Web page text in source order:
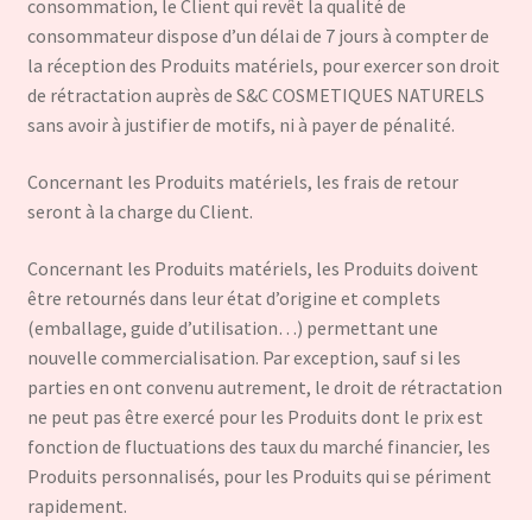
consommation, le Client qui revêt la qualité de
consommateur dispose d’un délai de 7 jours à compter de
la réception des Produits matériels, pour exercer son droit
de rétractation auprès de S&C COSMETIQUES NATURELS
sans avoir à justifier de motifs, ni à payer de pénalité.
Concernant les Produits matériels, les frais de retour
seront à la charge du Client.
Concernant les Produits matériels, les Produits doivent
être retournés dans leur état d’origine et complets
(emballage, guide d’utilisation…) permettant une
nouvelle commercialisation. Par exception, sauf si les
parties en ont convenu autrement, le droit de rétractation
ne peut pas être exercé pour les Produits dont le prix est
fonction de fluctuations des taux du marché financier, les
Produits personnalisés, pour les Produits qui se périment
rapidement.